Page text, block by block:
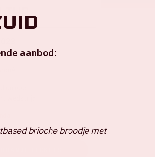
aanbod:
brioche broodje met